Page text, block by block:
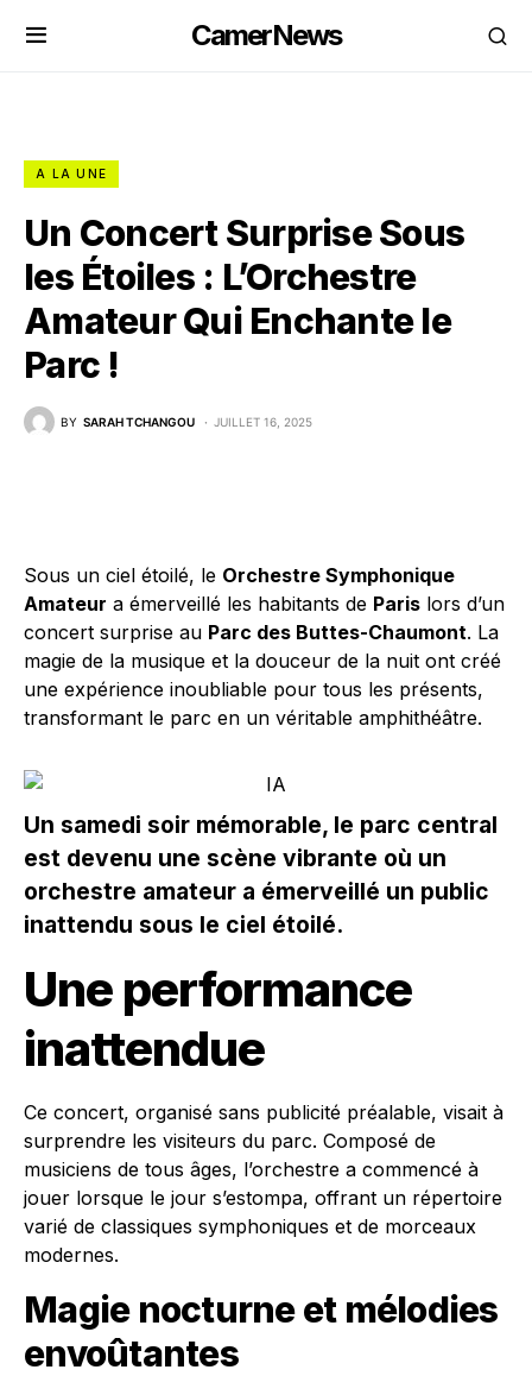
CamerNews
A LA UNE
Un Concert Surprise Sous
les Étoiles : L’Orchestre
Amateur Qui Enchante le
Parc !
BY SARAH TCHANGOU JUILLET 16, 2025
Sous un ciel étoilé, le Orchestre Symphonique
Amateur a émerveillé les habitants de Paris lors d’un
concert surprise au Parc des Buttes-Chaumont. La
magie de la musique et la douceur de la nuit ont créé
une expérience inoubliable pour tous les présents,
transformant le parc en un véritable amphithéâtre.
Un samedi soir mémorable, le parc central
est devenu une scène vibrante où un
orchestre amateur a émerveillé un public
inattendu sous le ciel étoilé.
Une performance
inattendue
Ce concert, organisé sans publicité préalable, visait à
surprendre les visiteurs du parc. Composé de
musiciens de tous âges, l’orchestre a commencé à
jouer lorsque le jour s’estompa, offrant un répertoire
varié de classiques symphoniques et de morceaux
modernes.
Magie nocturne et mélodies
envoûtantes